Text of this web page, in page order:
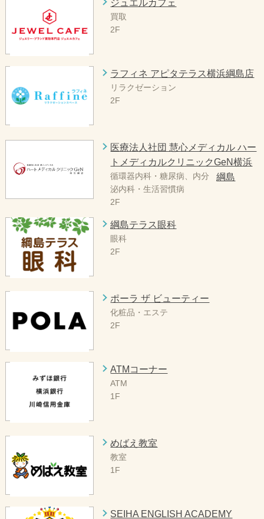
ジュエルカフェ
買取
2F
ラフィネ アピタテラス横浜綱島店
リラクゼーション
2F
医療法人社団 慧心メディカル ハー
トメディカルクリニックGeN横浜
綱島
循環器内科・糖尿病、内分
泌内科・生活習慣病
2F
綱島テラス眼科
眼科
2F
ポーラ ザ ビューティー
化粧品・エステ
2F
ATMコーナー
ATM
1F
めばえ教室
教室
1F
SEIHA ENGLISH ACADEMY